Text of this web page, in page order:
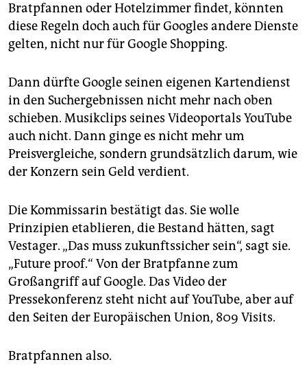
Bratpfannen oder Hotelzimmer findet, könnten
diese Regeln doch auch für Googles andere Dienste
gelten, nicht nur für Google Shopping.
Dann dürfte Google seinen eigenen Kartendienst
in den Such­er­gebnissen nicht mehr nach oben
schieben. Musikclips seines Videoportals YouTube
auch nicht. Dann ginge es nicht mehr um
Preisvergleiche, sondern grundsätzlich darum, wie
der Konzern sein Geld verdient.
Die Kommissarin bestätigt das. Sie wolle
Prinzipien etablieren, die Bestand hätten, sagt
Vestager. „Das muss zukunftssicher sein“, sagt sie.
„Future proof.“ Von der Bratpfanne zum
Großangriff auf Google. Das Video der
Pressekonferenz steht nicht auf YouTube, aber auf
den Seiten der Europäischen Union, 809 Visits.
Bratpfannen also.